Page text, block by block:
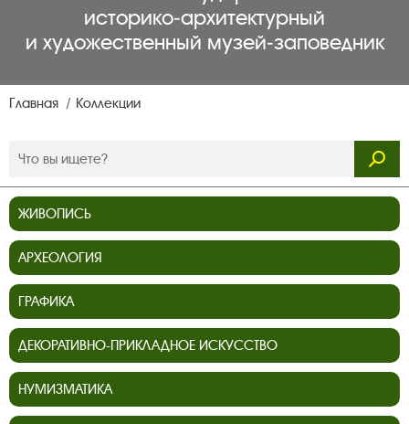
историко‑архитектурный
и художественный музей‑заповедник
Главная Коллекции
ЖИВОПИСЬ
АРХЕОЛОГИЯ
ГРАФИКА
ДЕКОРАТИВНО-ПРИКЛАДНОЕ ИСКУССТВО
НУМИЗМАТИКА